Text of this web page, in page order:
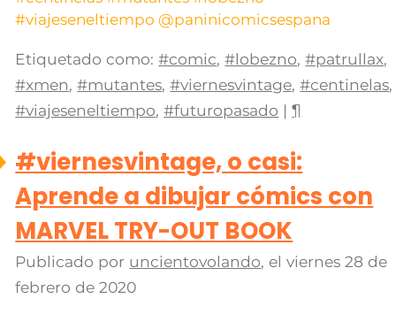
#viajeseneltiempo @paninicomicsespana
Etiquetado como: #comic,#lobezno,#patrullax,
#xmen,#mutantes,#viernesvintage,#centinelas,
#viajeseneltiempo,#futuropasado |¶
#viernesvintage, o casi:
Aprende a dibujar cómics con
MARVEL TRY-OUT BOOK
Publicado por uncientovolando, elviernes 28 de
febrero de 2020